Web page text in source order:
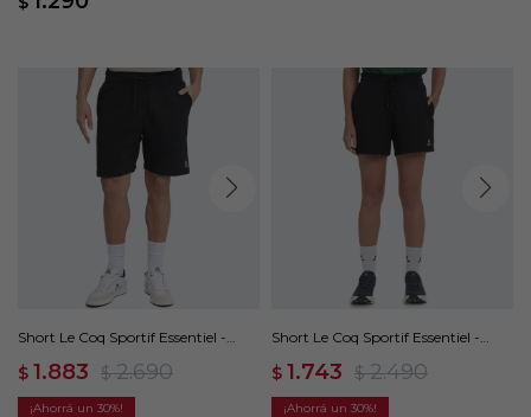
Short Le Coq Sportif Essentiel -
$ 1.883 $ 2.690
30
Short Le Coq Sportif Essentiel -
$ 1.743 $ 2.490
30